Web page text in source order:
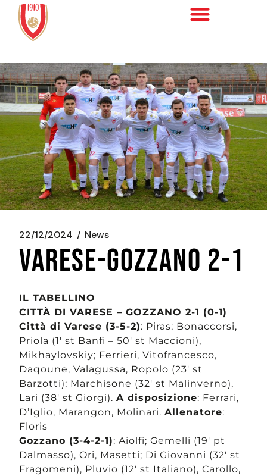
22/12/2024 News
VARESE-GOZZANO 2-1
IL TABELLINO
CITTÀ DI VARESE – GOZZANO 2-1 (0-1)
Città di Varese (3-5-2): Piras; Bonaccorsi,
Priola (1′ st Banfi – 50′ st Maccioni),
Mikhaylovskiy; Ferrieri, Vitofrancesco,
Daqoune, Valagussa, Ropolo (23′ st
Barzotti); Marchisone (32′ st Malinverno),
Lari (38′ st Giorgi). A disposizione: Ferrari,
D’Iglio, Marangon, Molinari. Allenatore:
Floris
Gozzano (3-4-2-1): Aiolfi; Gemelli (19′ pt
Dalmasso), Ori, Masetti; Di Giovanni (32′ st
Fragomeni), Pluvio (12′ st Italiano), Carollo,